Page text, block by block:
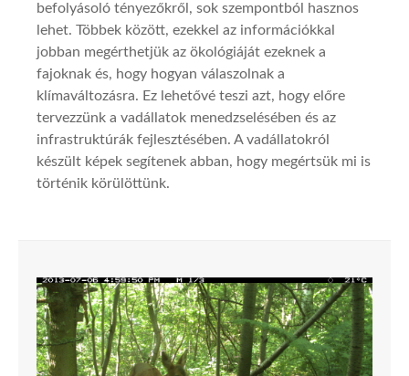
befolyásoló tényezőkről, sok szempontból hasznos
lehet. Többek között, ezekkel az információkkal
jobban megérthetjük az ökológiáját ezeknek a
fajoknak és, hogy hogyan válaszolnak a
klímaváltozásra. Ez lehetővé teszi azt, hogy előre
tervezzünk a vadállatok menedzselésében és az
infrastruktúrák fejlesztésében. A vadállatokról
készült képek segítenek abban, hogy megértsük mi is
történik körülöttünk.